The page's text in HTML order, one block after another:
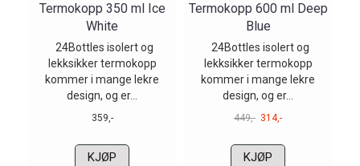
Termokopp 350 ml Ice
White
24Bottles isolert og
lekksikker termokopp
kommer i mange lekre
design, og er...
359,-
KJØP
Termokopp 600 ml Deep
Blue
24Bottles isolert og
lekksikker termokopp
kommer i mange lekre
design, og er...
449,- 314,-
KJØP